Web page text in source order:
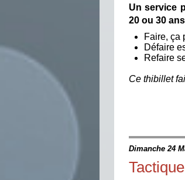
Un service
20 ou 30
Faire, ça
Défaire
Refaire
Ce thibillet
Dimanche 24